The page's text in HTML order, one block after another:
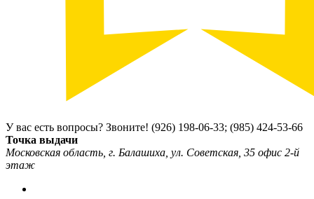
У вас есть вопросы? Звоните! (926) 198-06-33; (985) 424-53-66
Точка выдачи
Московская область, г. Балашиха, ул. Советская, 35 офис 2-й
этаж